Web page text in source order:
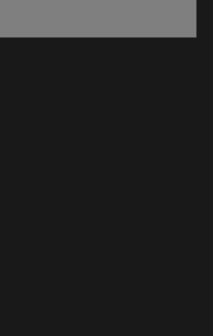
nueva ventana)
nueva ventana)